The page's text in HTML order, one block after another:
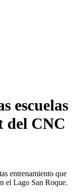
escuelas
del CNC
entrenamiento que
el Lago San Roque.